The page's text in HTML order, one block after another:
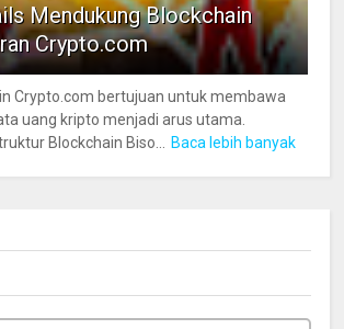
Mendukung Blockchain
Crypto.com
Crypto.com bertujuan untuk membawa
uang kripto menjadi arus utama.
Blockchain Biso...
Baca lebih banyak